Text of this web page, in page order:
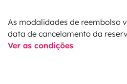
As modalidades de reembolso
data de cancelamento da
Ver as condições